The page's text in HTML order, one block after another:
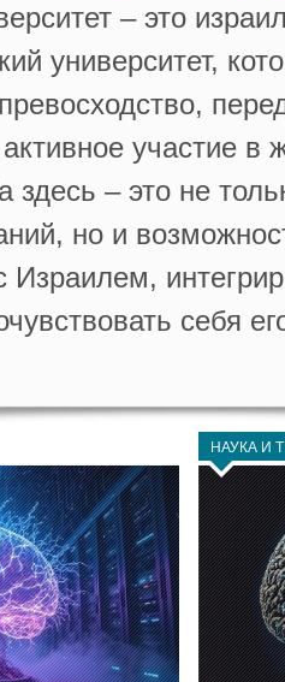
– это
университет,
участие в
здесь – это не
но и
Израилем,
себя
НАУКА И